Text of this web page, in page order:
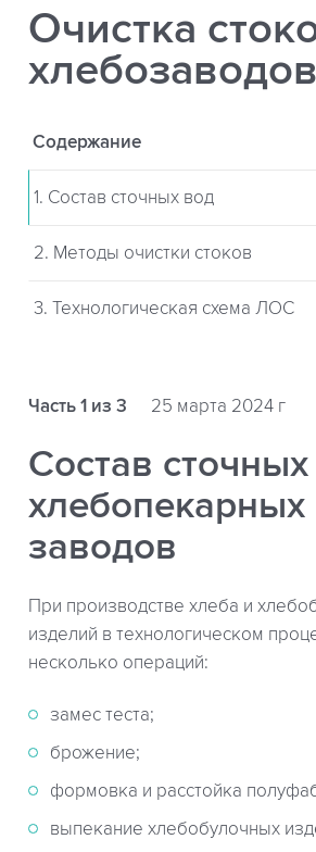
Очистка
хлебозаводов
Содержание
1. Состав сточных вод
2. Методы очистки стоков
3. Технологическая схема ЛОС
Часть 1 из 3 25 марта 2024 г
Состав
хлебопекарных
заводов
При производстве хлеба и
изделий в технологическом
несколько операций:
замес теста;
брожение;
формовка и расстойка
выпекание хлебобулочных